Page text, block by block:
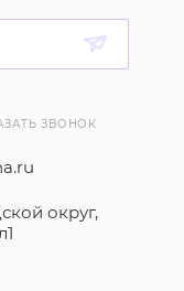
ЗВОНОК
округ,